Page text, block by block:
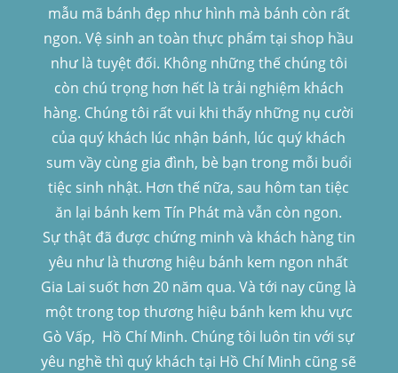
mẫu mã bánh đẹp như hình mà bánh còn rất
ngon. Vệ sinh an toàn thực phẩm tại shop hầu
như là tuyệt đối. Không những thế chúng tôi
còn chú trọng hơn hết là trải nghiệm khách
hàng. Chúng tôi rất vui khi thấy những nụ cười
của quý khách lúc nhận bánh, lúc quý khách
sum vầy cùng gia đình, bè bạn trong mỗi buổi
tiệc sinh nhật. Hơn thế nữa, sau hôm tan tiệc
ăn lại bánh kem Tín Phát mà vẫn còn ngon.
Sự thật đã được chứng minh và khách hàng tin
yêu như là thương hiệu bánh kem ngon nhất
Gia Lai suốt hơn 20 năm qua. Và tới nay cũng là
một trong top thương hiệu bánh kem khu vực
Gò Vấp, Hồ Chí Minh. Chúng tôi luôn tin với sự
yêu nghề thì quý khách tại Hồ Chí Minh cũng sẽ